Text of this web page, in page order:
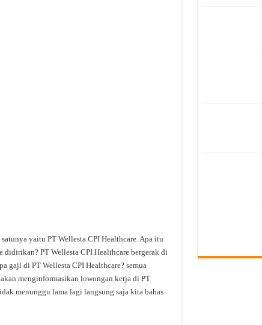
yaitu PT Wellesta CPI Healthcare. Apa itu
didirikan? PT Wellesta CPI Healthcare bergerak di
gaji di PT Wellesta CPI Healthcare? semua
menginformasikan lowongan kerja di PT
menunggu lama lagi langsung saja kita bahas